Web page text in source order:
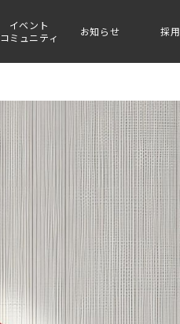
イベント
コミュニティ
お知らせ 採用